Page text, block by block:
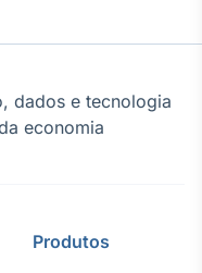
dados e tecnologia
economia
Produtos